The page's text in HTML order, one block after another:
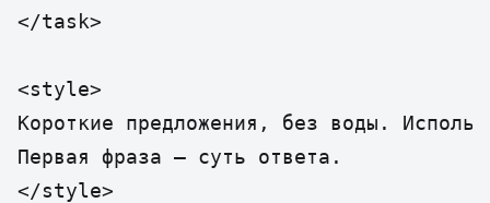
</task>
<style>
Короткие предложения, без воды.
Первая фраза — суть ответа.
</style>